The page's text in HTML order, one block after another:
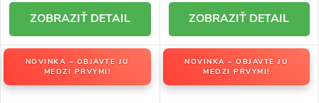
DETAIL DETAIL
NOVINKA – OBJAVTE JU
MEDZI PRVÝMI!
NOVINKA – OBJAVTE JU
MEDZI PRVÝMI!